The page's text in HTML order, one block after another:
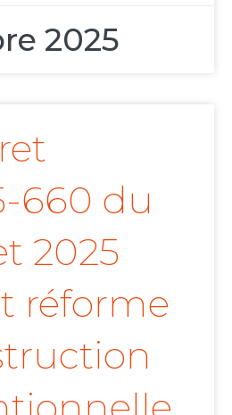
2025
660 du
2025
réforme